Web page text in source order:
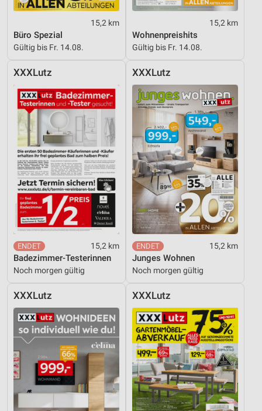
15,2 km
Büro Spezial
Gültig bis Fr. 14.08.
15,2 km
Wohnenpreishits
Gültig bis Fr. 14.08.
XXXLutz
15,2 km
Badezimmer-Testerinnen
Noch morgen gültig
XXXLutz
15,2 km
Junges Wohnen
Noch morgen gültig
XXXLutz XXXLutz
Verwendung reduzierter Daten zur Auswahl von
IAB-Besonderheiten:
Verwendung genauer Standortdaten
Geräte anhand von aktiv angeforderten
Informationen identifizieren
Nicht-IAB-Verarbeitungszwecke:
Notwendig
Performance
Funktional
Werbung